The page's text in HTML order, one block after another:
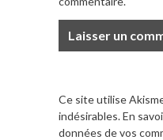
Ce site utilise
indésirables.En
données de vos